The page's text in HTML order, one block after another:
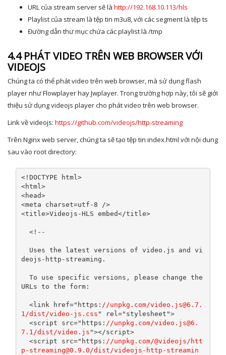
URL của stream server sẽ là http://192.168.10.113/hls
Playlist của stream là tệp tin m3u8, với các segment là tệp ts
Đường dẫn thư mục chứa các playlist là /tmp
4.4 PHÁT VIDEO TRÊN WEB BROWSER VỚI
VIDEOJS
Chúng ta có thể phát video trên web browser, mà sử dụng flash
player như Flowplayer hay Jwplayer. Trong trường hợp này, tôi sẽ giới
thiệu sử dụng videojs player cho phát video trên web browser.
Link về videojs: https://github.com/videojs/http-streaming
Trên Nginx web server, chúng ta sẽ tạo tệp tin index.html với nội dung
sau vào root directory:
<!DOCTYPE html>
<html>
<head>
<meta
charset=utf-8
/>
<title>Videojs-HLS embed</title>
<!--
deojs-http-streaming.
URLs to the form:
  <link href="https:
//unpkg.com/video.js@6.7.
1/dist/video-js.css " rel="stylesheet">
  <script src="https:
//unpkg.com/video.js@6.
7.1/dist/video.js "></script>
  <script src="https:
//unpkg.com/@videojs/htt
p-streaming@0.9.0/dist/videojs-http-streamin